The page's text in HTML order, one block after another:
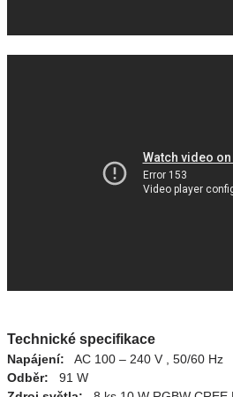
Technické specifikace
Napájení: AC 100 – 240 V , 50/60 Hz
Odběr: 91 W